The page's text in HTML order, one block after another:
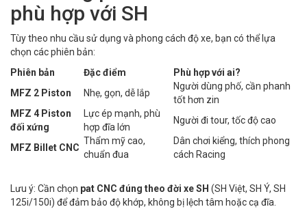
phù hợp với SH
Tùy theo nhu cầu sử dụng và phong cách độ xe, bạn có thể lựa
chọn các phiên bản:
Phiên bản
Đặc điểm
Phù hợp với ai?
MFZ 2 Piston
Nhẹ, gọn, dễ lắp
Người dùng phố, cần phanh
tốt hơn zin
MFZ 4 Piston
đối xứng
Lực ép mạnh, phù
hợp đĩa lớn
Người đi tour, tốc độ cao
MFZ Billet CNC
Thẩm mỹ cao,
chuẩn đua
Dân chơi kiểng, thích phong
cách Racing
Lưu ý: Cần chọn pat CNC đúng theo đời xe SH (SH Việt, SH Ý, SH
125i/150i) để đảm bảo độ khớp, không bị lệch tâm hoặc cạ đĩa.